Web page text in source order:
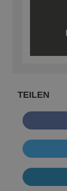
TEILEN